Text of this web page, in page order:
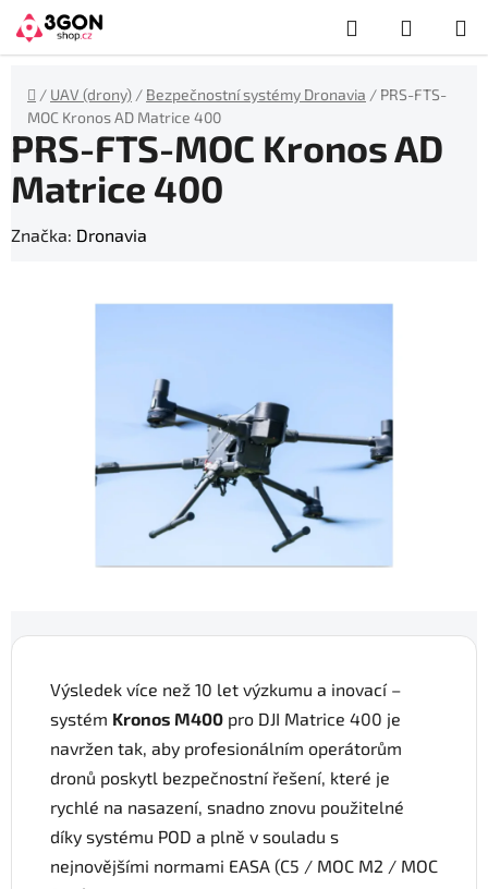
Přejít
na
obsah
Hledat
KOŠÍK
Domů
/ UAV (drony) / Bezpečnostní systémy Dronavia / PRS-FTS-
MOC Kronos AD Matrice 400
Výsledek více než 10 let výzkumu a inovací –
systém Kronos M400 pro DJI Matrice 400 je
navržen tak, aby profesionálním operátorům
dronů poskytl bezpečnostní řešení, které je
rychlé na nasazení, snadno znovu použitelné
díky systému POD a plně v souladu s
nejnovějšími normami EASA (C5 / MOC M2 / MOC
PRS-FTS-MOC Kronos AD
Matrice 400
Značka: Dronavia